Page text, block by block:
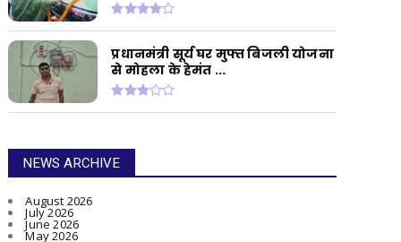
प्रधानमंत्री सूर्य घर मुफ्त बिजली योजना
से मोहला के हेमंत ...
NEWS ARCHIVE
August 2026
July 2026
June 2026
May 2026